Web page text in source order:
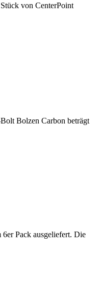
von CenterPoint
Bolzen Carbon beträgt
Pack ausgeliefert. Die